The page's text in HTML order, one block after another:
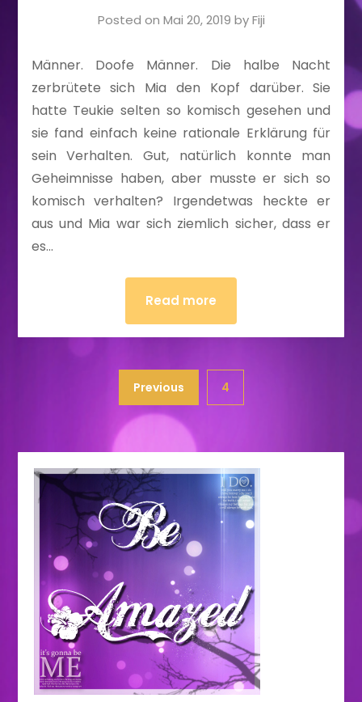
Posted on Mai 20, 2019 byFiji
Männer. Doofe Männer. Die halbe Nacht
zerbrütete sich Mia den Kopf darüber. Sie
hatte Teukie selten so komisch gesehen und
sie fand einfach keine rationale Erklärung für
sein Verhalten. Gut, natürlich konnte man
Geheimnisse haben, aber musste er sich so
komisch verhalten? Irgendetwas heckte er
aus und Mia war sich ziemlich sicher, dass er
es…
Read more
Previous 4